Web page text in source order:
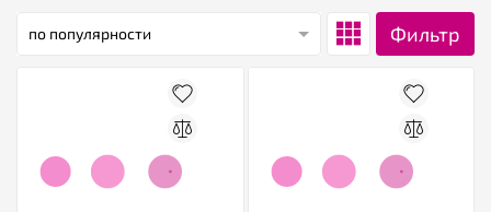
по популярности Фильтр